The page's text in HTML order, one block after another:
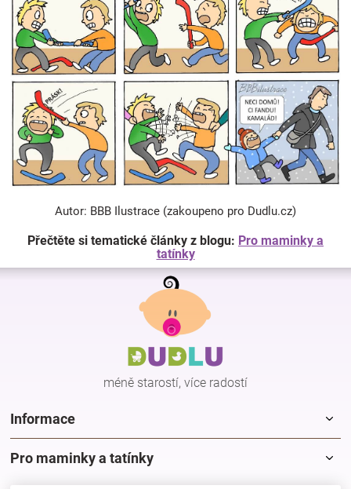
Autor: BBB Ilustrace (zakoupeno pro Dudlu.cz)
Přečtěte si tematické články z blogu: Pro maminky a
tatínky
Z
méně starostí, více radostí
Informace
Pro maminky a tatínky